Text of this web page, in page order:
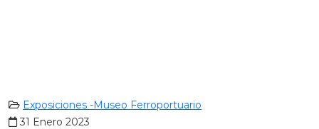
Exposiciones -Museo Ferroportuario
31 Enero 2023